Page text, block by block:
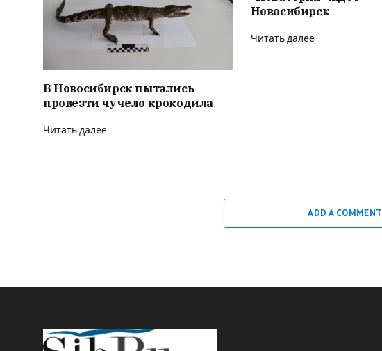
В Новосибирск пытались
провезти чучело крокодила
Читать далее
Новосибирск
Читать далее
ADD A COMMENT